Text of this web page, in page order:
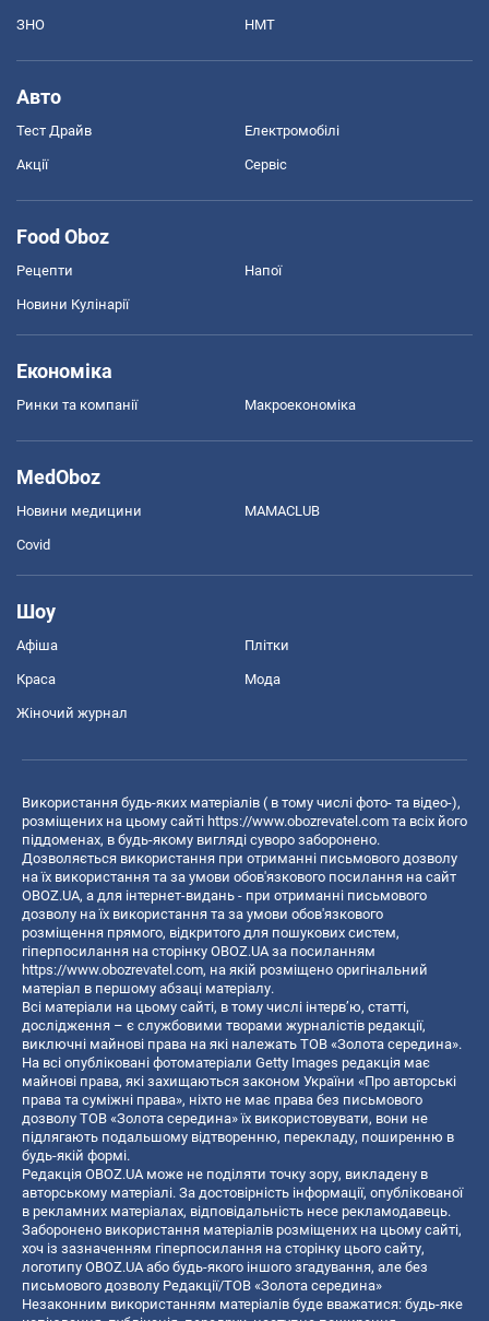
ЗНО НМТ
Авто
Тест Драйв Електромобілі
Акції Сервіс
Food Oboz
Рецепти Напої
Новини Кулінарії
Економіка
Ринки та компанії Макроекономіка
MedOboz
Новини медицини MAMACLUB
Covid
Шоу
Афіша Плітки
Краса Мода
Жіночий журнал
Використання будь-яких матеріалів ( в тому числі фото- та відео-),
розміщених на цьому сайті https://www.obozrevatel.com та всіх його
піддоменах, в будь-якому вигляді суворо заборонено.
Дозволяється використання при отриманні письмового дозволу
на їх використання та за умови обов'язкового посилання на сайт
OBOZ.UA, а для інтернет-видань - при отриманні письмового
дозволу на їх використання та за умови обов'язкового
розміщення прямого, відкритого для пошукових систем,
гіперпосилання на сторінку OBOZ.UA за посиланням
https://www.obozrevatel.com, на якій розміщено оригінальний
матеріал в першому абзаці матеріалу.
Всі матеріали на цьому сайті, в тому числі інтерв’ю, статті,
дослідження – є службовими творами журналістів редакції,
виключні майнові права на які належать ТОВ «Золота середина».
На всі опубліковані фотоматеріали Getty Images редакція має
майнові права, які захищаються законом України «Про авторські
права та суміжні права», ніхто не має права без письмового
дозволу ТОВ «Золота середина» їх використовувати, вони не
підлягають подальшому відтворенню, перекладу, поширенню в
будь-якій формі.
Редакція OBOZ.UA може не поділяти точку зору, викладену в
авторському матеріалі. За достовірність інформації, опублікованої
в рекламних матеріалах, відповідальність несе рекламодавець.
Заборонено використання матеріалів розміщених на цьому сайті,
хоч із зазначенням гіперпосилання на сторінку цього сайту,
логотипу OBOZ.UA або будь-якого іншого згадування, але без
письмового дозволу Редакції/ТОВ «Золота середина»
Незаконним використанням матеріалів буде вважатися: будь-яке